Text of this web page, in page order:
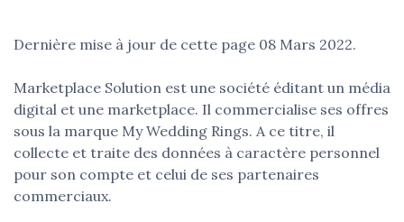
Dernière mise à jour de cette page 08 Mars 2022.
Marketplace Solution est une société éditant un média
digital et une marketplace. Il commercialise ses offres
sous la marque My Wedding Rings. A ce titre, il
collecte et traite des données à caractère personnel
pour son compte et celui de ses partenaires
commerciaux.